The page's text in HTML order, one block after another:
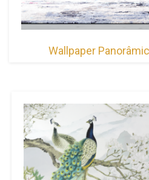
Wallpaper